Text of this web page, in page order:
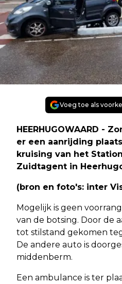
Voeg toe als
HEERHUGOWAARD -
er een aanrijding
kruising van het
Zuidtagent in
(bron en foto's: inter
Mogelijk is geen
van de botsing. Door de
tot stilstand gekomen
De andere auto is
middenberm.
Een ambulance is ter